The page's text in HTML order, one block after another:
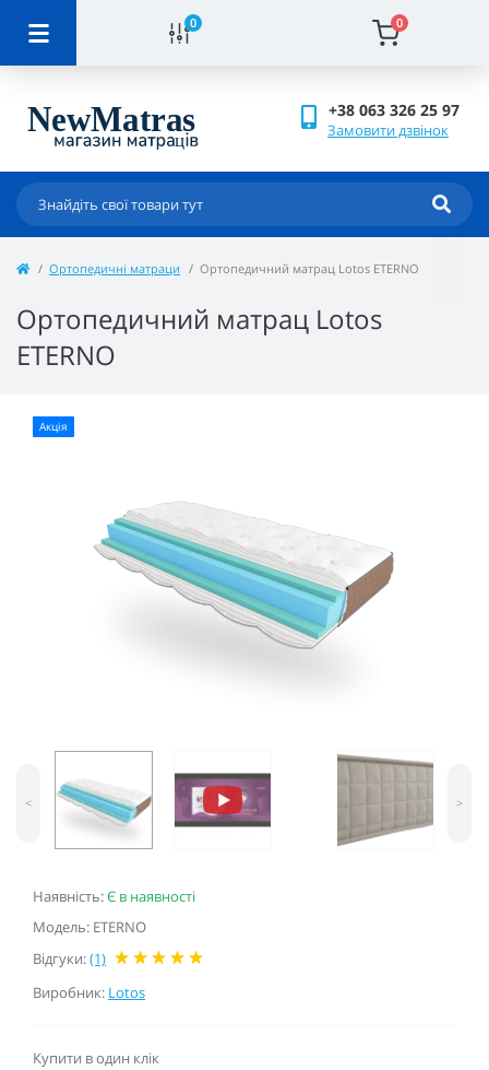
0 0
+38 063 326 25 97
Замовити дзвінок
Ортопедичні матраци Ортопедичний матрац Lotos ETERNO
Ортопедичний матрац Lotos
ETERNO
Наявність:Є в наявності
Модель: ETERNO
Відгуки:(1)
Виробник: Lotos
Акція
< >
Купити в один клік